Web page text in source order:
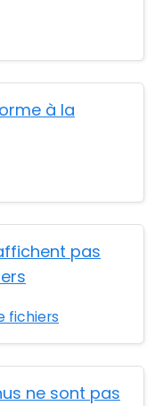
à la
pas
fichiers
ne sont pas